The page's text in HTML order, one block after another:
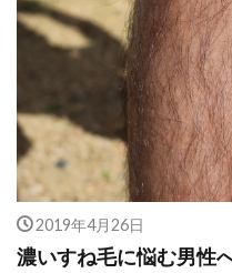
2019年4月26日
濃いすね毛に悩む男性